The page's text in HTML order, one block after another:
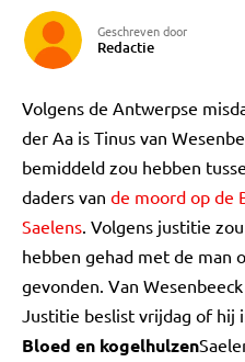
Geschreven door
Redactie
Volgens de Antwerpse
der Aa is Tinus van
bemiddeld zou hebben
daders van de moord op de
Saelens. Volgens justitie
hebben gehad met de man
gevonden. Van
Justitie beslist vrijdag of hij
Bloed en kogelhulzen